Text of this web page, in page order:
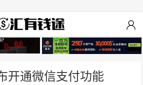
开通微信支付功能